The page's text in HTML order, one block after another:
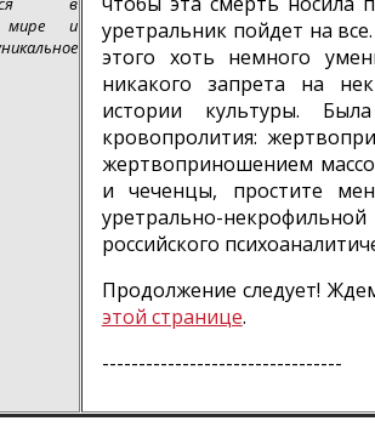
мире и
уретральник пойдет на
этого хоть немного
никакого запрета на
истории культуры.
кровопролития:
жертвоприношением
и чеченцы, простите
уретрально-
российского
Продолжение следует!
этой странице.
---------------------------------